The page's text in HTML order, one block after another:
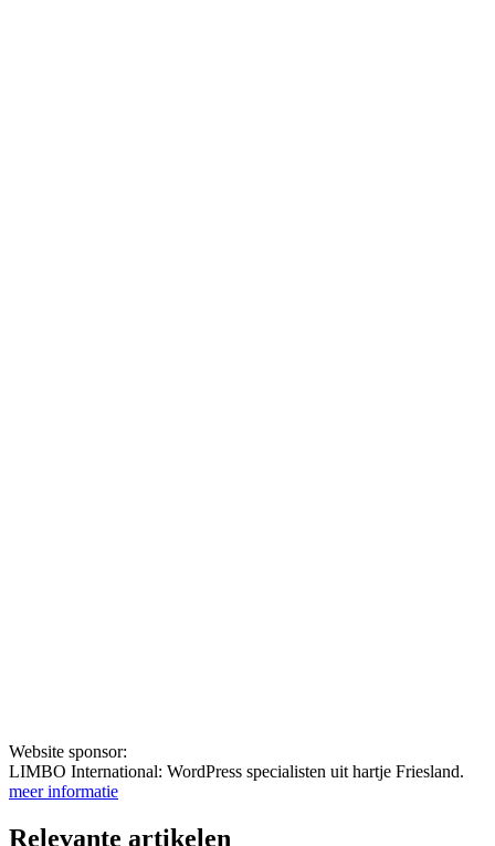
Website sponsor:
LIMBO International: WordPress specialisten uit hartje Friesland.
meer informatie
Relevante artikelen